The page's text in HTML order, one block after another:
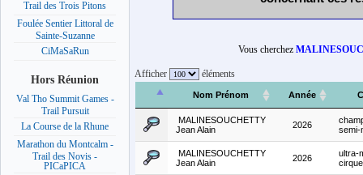
Trail des Trois Pitons
Foulée Sentier Littoral de
Sainte-Suzanne
CiMaSaRun
Hors Réunion
Val Tho Summit Games -
Trail Pursuit
La Course de la Rhune
Marathon du Montcalm -
Trail des Novis -
PICaPICA
Vous cherchez
Afficher éléments
Nom Prénom Année
MALINESOUCHETTY
Jean Alain
2026
semi-
MALINESOUCHETTY
Jean Alain
2026
ultra-